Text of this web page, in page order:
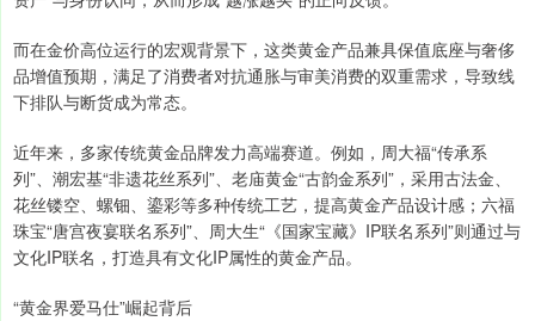
而在金价高位运行的宏观背景下，这类黄金产品兼具保值底座与奢侈
品增值预期，满足了消费者对抗通胀与审美消费的双重需求，导致线
下排队与断货成为常态。
近年来，多家传统黄金品牌发力高端赛道。例如，周大福“传承系
列”、潮宏基“非遗花丝系列”、老庙黄金“古韵金系列”，采用古法金、
花丝镂空、螺钿、鎏彩等多种传统工艺，提高黄金产品设计感；六福
珠宝“唐宫夜宴联名系列”、周大生“《国家宝藏》IP联名系列”则通过与
文化IP联名，打造具有文化IP属性的黄金产品。
“黄金界爱马仕”崛起背后